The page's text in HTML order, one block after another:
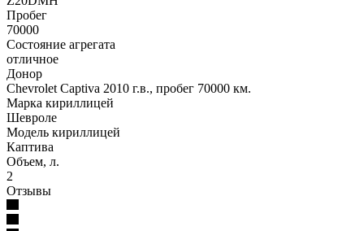
Пробег
70000
Состояние агрегата
отличное
Донор
Chevrolet Captiva 2010 г.в., пробег 70000 км.
Марка кириллицей
Шевроле
Модель кириллицей
Каптива
Объем, л.
2
Отзывы